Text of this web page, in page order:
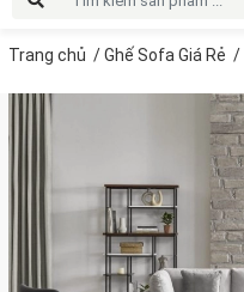
Trang chủ /Ghế Sofa Giá Rẻ /